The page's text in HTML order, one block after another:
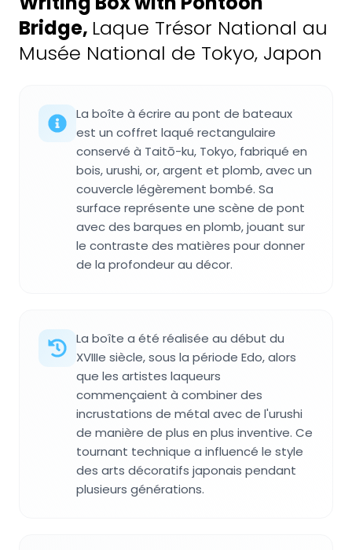
Bridge, Laque Trésor National au
Musée National de Tokyo, Japon
La boîte à écrire au pont de bateaux
est un coffret laqué rectangulaire
conservé à Taitō-ku, Tokyo, fabriqué en
bois, urushi, or, argent et plomb, avec un
couvercle légèrement bombé. Sa
surface représente une scène de pont
avec des barques en plomb, jouant sur
le contraste des matières pour donner
de la profondeur au décor.
La boîte a été réalisée au début du
XVIIIe siècle, sous la période Edo, alors
que les artistes laqueurs
commençaient à combiner des
incrustations de métal avec de l'urushi
de manière de plus en plus inventive. Ce
tournant technique a influencé le style
des arts décoratifs japonais pendant
plusieurs générations.